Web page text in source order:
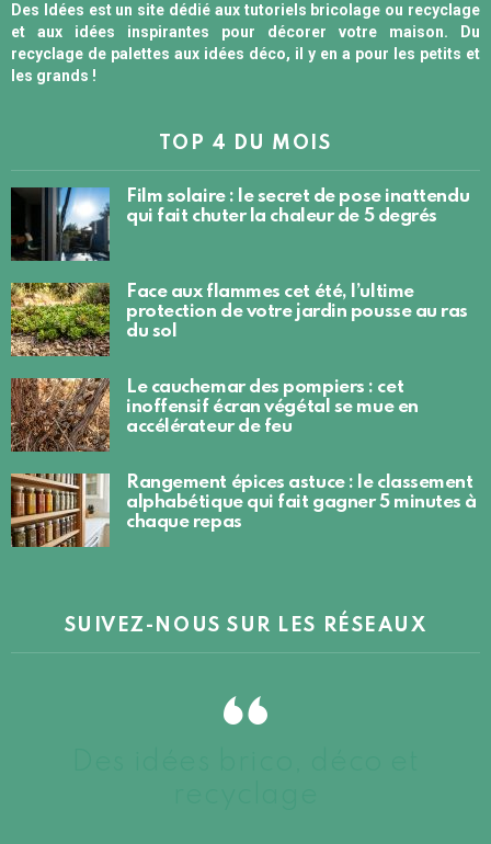
Des Idées est un site dédié aux tutoriels bricolage ou recyclage
et aux idées inspirantes pour décorer votre maison. Du
recyclage de palettes aux idées déco, il y en a pour les petits et
les grands !
TOP 4 DU MOIS
Film solaire : le secret de pose inattendu
qui fait chuter la chaleur de 5 degrés
Face aux flammes cet été, l’ultime
protection de votre jardin pousse au ras
du sol
Le cauchemar des pompiers : cet
inoffensif écran végétal se mue en
accélérateur de feu
Rangement épices astuce : le classement
alphabétique qui fait gagner 5 minutes à
chaque repas
SUIVEZ-NOUS SUR LES RÉSEAUX